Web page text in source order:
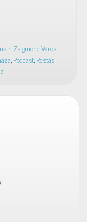
Zsigmond Városi
,Podcast,Restás